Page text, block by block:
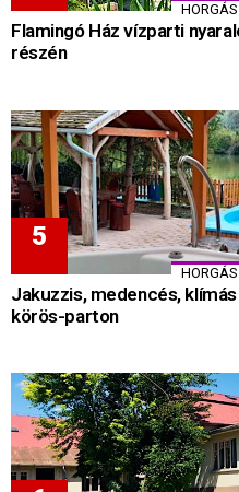
Flamingó Ház vízparti
részén
Jakuzzis, medencés,
körös-parton